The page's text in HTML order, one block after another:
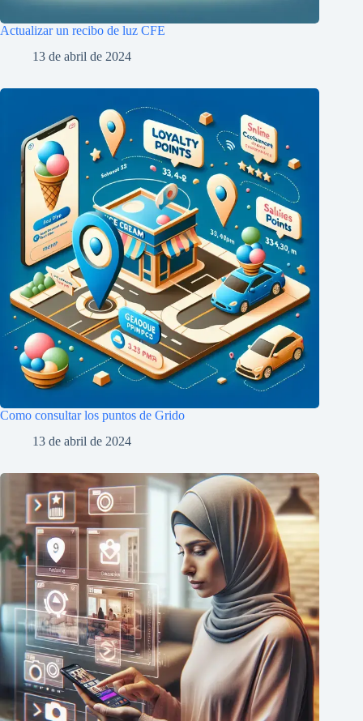
Actualizar un recibo de luz CFE
13 de abril de 2024
Como consultar los puntos de Grido
13 de abril de 2024